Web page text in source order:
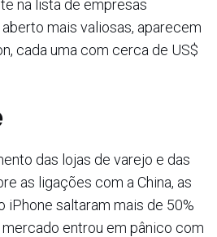
na lista de empresas
mais valiosas, aparecem
cada uma com cerca de US$
das lojas de varejo e das
as ligações com a China, as
iPhone saltaram mais de 50%
mercado entrou em pânico com